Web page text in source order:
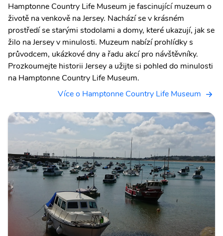
Hamptonne Country Life Museum je fascinující muzeum o
životě na venkově na Jersey. Nachází se v krásném
prostředí se starými stodolami a domy, které ukazují, jak se
žilo na Jersey v minulosti. Muzeum nabízí prohlídky s
průvodcem, ukázkové dny a řadu akcí pro návštěvníky.
Prozkoumejte historii Jersey a užijte si pohled do minulosti
na Hamptonne Country Life Museum.
Více o Hamptonne Country Life Museum